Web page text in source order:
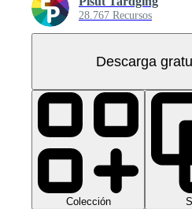
28.767 Recursos
Descarga
Colección